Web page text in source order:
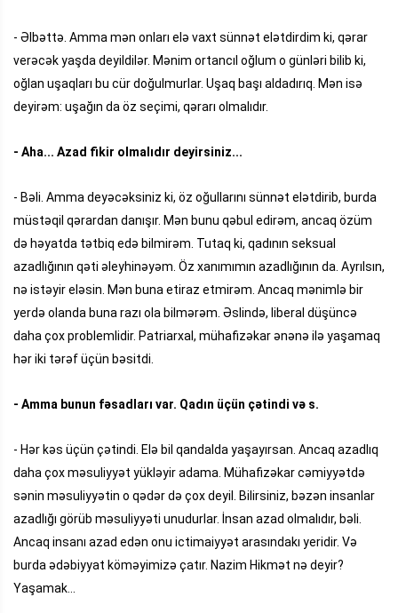
- Əlbəttə. Amma mən onları elə vaxt sünnət elətdirdim ki, qərar
verəcək yaşda deyildilər. Mənim ortancıl oğlum o günləri bilib ki,
oğlan uşaqları bu cür doğulmurlar. Uşaq başı aldadırıq. Mən isə
deyirəm: uşağın da öz seçimi, qərarı olmalıdır.
- Aha... Azad fikir olmalıdır deyirsiniz...
- Bəli. Amma deyəcəksiniz ki, öz oğullarını sünnət elətdirib, burda
müstəqil qərardan danışır. Mən bunu qəbul edirəm, ancaq özüm
də həyatda tətbiq edə bilmirəm. Tutaq ki, qadının seksual
azadlığının qəti əleyhinəyəm. Öz xanımımın azadlığının da. Ayrılsın,
nə istəyir eləsin. Mən buna etiraz etmirəm. Ancaq mənimlə bir
yerdə olanda buna razı ola bilmərəm. Əslində, liberal düşüncə
daha çox problemlidir. Patriarxal, mühafizəkar ənənə ilə yaşamaq
hər iki tərəf üçün bəsitdi.
- Amma bunun fəsadları var. Qadın üçün çətindi və s.
- Hər kəs üçün çətindi. Elə bil qandalda yaşayırsan. Ancaq azadlıq
daha çox məsuliyyət yükləyir adama. Mühafizəkar cəmiyyətdə
sənin məsuliyyətin o qədər də çox deyil. Bilirsiniz, bəzən insanlar
azadlığı görüb məsuliyyəti unudurlar. İnsan azad olmalıdır, bəli.
Ancaq insanı azad edən onu ictimaiyyət arasındakı yeridir. Və
burda ədəbiyyat köməyimizə çatır. Nazim Hikmət nə deyir?
Yaşamak...